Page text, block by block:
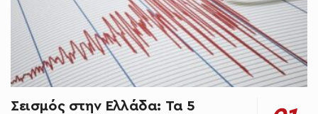
Σεισμός στην Ελλάδα: Τα 5